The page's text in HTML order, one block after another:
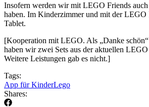
Insofern werden wir mit LEGO Friends
haben. Im Kinderzimmer und mit der
Tablet.
[Kooperation mit LEGO. Als „Danke
haben wir zwei Sets aus der aktuellen
Weitere Leistungen gab es nicht.]
Tags:
App für KinderLego
Shares: